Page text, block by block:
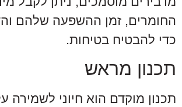
החומרים, זמן ההשפעה שלהם
כדי להבטיח בטיחות.
תכנון מראש
תכנון מוקדם הוא חיוני לשמירה